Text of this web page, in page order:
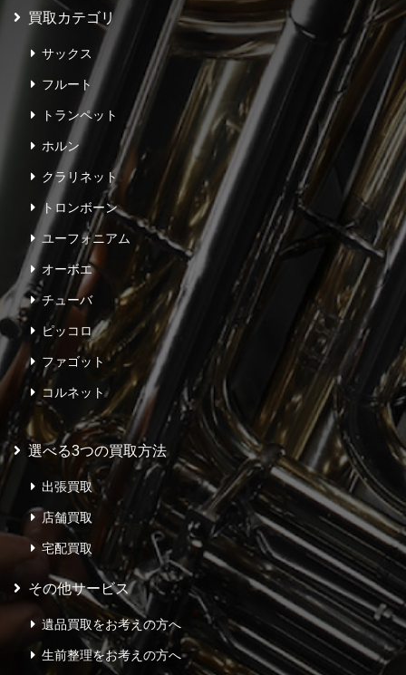
買取カテゴリ
サックス
フルート
トランペット
ホルン
クラリネット
トロンボーン
ユーフォニアム
オーボエ
チューバ
ピッコロ
ファゴット
コルネット
選べる3つの買取方法
出張買取
店舗買取
宅配買取
その他サービス
遺品買取をお考えの方へ
生前整理をお考えの方へ